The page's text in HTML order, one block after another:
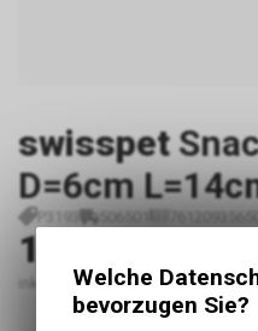
swisspet
D=6cm
P3193 506501
10.90
inkl. MwSt., zzgl. Versandkosten
In
Welche
bevorzugen Sie?